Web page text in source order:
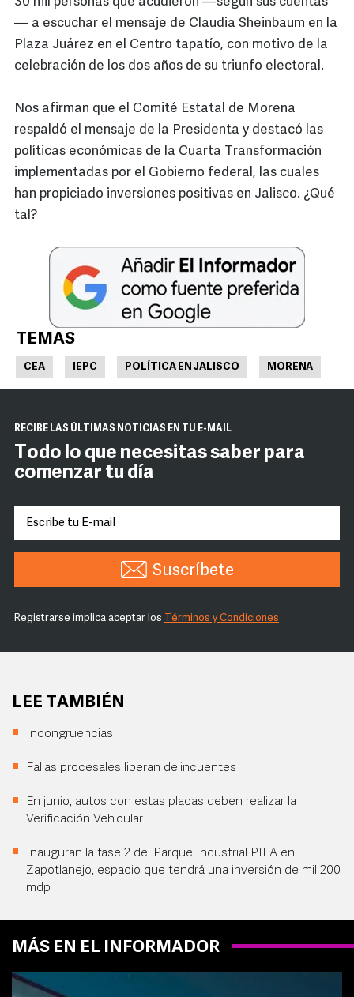
— a escuchar el mensaje de Claudia Sheinbaum en la
Plaza Juárez en el Centro tapatío, con motivo de la
celebración de los dos años de su triunfo electoral.
Nos afirman que el Comité Estatal de Morena
respaldó el mensaje de la Presidenta y destacó las
políticas económicas de la Cuarta Transformación
implementadas por el Gobierno federal, las cuales
han propiciado inversiones positivas en Jalisco. ¿Qué
tal?
TEMAS
CEA IEPC POLÍTICA EN JALISCO MORENA
RECIBE LAS ÚLTIMAS NOTICIAS EN TU E-MAIL
Todo lo que necesitas saber para
comenzar tu día
Suscríbete
Registrarse implica aceptar los Términos y Condiciones
LEE TAMBIÉN
Incongruencias
Fallas procesales liberan delincuentes
En junio, autos con estas placas deben realizar la
Verificación Vehicular
Inauguran la fase 2 del Parque Industrial PILA en
Zapotlanejo, espacio que tendrá una inversión de mil 200
mdp
MÁS EN EL INFORMADOR